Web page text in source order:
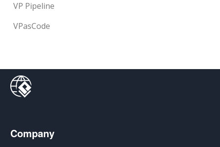
VP Pipeline
VPasCode
Company